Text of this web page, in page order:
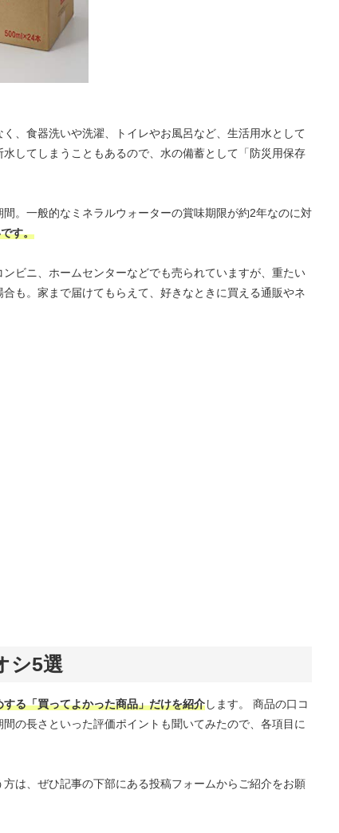
、食器洗いや洗濯、トイレやお風呂など、生活用水として
してしまうこともあるので、水の備蓄として「防災用保存
。一般的なミネラルウォーターの賞味期限が約2年なのに対
す。
ビニ、ホームセンターなどでも売られていますが、重たい
も。家まで届けてもらえて、好きなときに買える通販やネ
シ5選
る「買ってよかった商品」だけを紹介します。 商品の口コ
の長さといった評価ポイントも聞いてみたので、各項目に
は、ぜひ記事の下部にある投稿フォームからご紹介をお願